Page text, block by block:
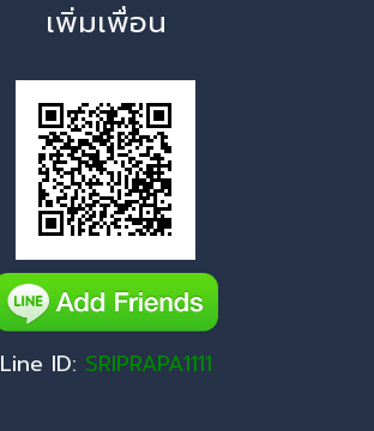
เพิ่มเพื่อน
Line ID: SRIPRAPA1111